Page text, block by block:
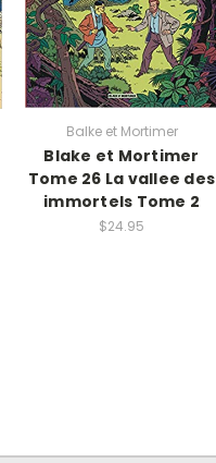
Balke et Mortimer
Blake et Mortimer
Tome 26 La vallee des
immortels Tome 2
$24.95